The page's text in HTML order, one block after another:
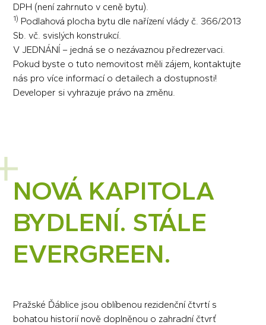
DPH (není zahrnuto v ceně bytu).
1) Podlahová plocha bytu dle nařízení vlády č. 366/2013
Sb. vč. svislých konstrukcí.
V JEDNÁNÍ – jedná se o nezávaznou předrezervaci.
Pokud byste o tuto nemovitost měli zájem, kontaktujte
nás pro více informací o detailech a dostupnosti!
Developer si vyhrazuje právo na změnu.
NOVÁ KAPITOLA
BYDLENÍ. STÁLE
EVERGREEN.
Pražské Ďáblice jsou oblíbenou rezidenční čtvrtí s
bohatou historií nově doplněnou o zahradní čtvrť